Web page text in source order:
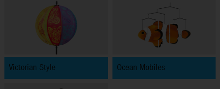
Victorian Style Ocean Mobiles